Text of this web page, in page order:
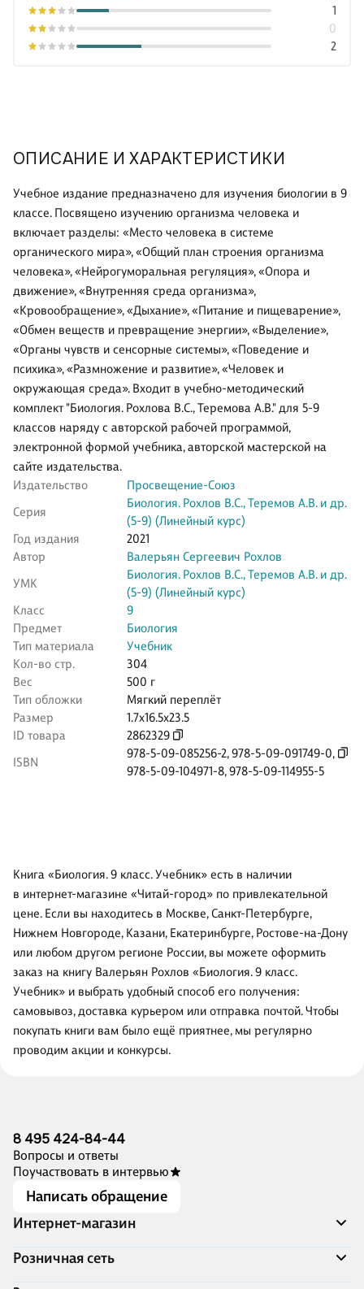
ОПИСАНИЕ И ХАРАКТЕРИСТИКИ
Учебное издание предназначено для изучения биологии в 9
классе. Посвящено изучению организма человека и
включает разделы: «Место человека в системе
органического мира», «Общий план строения организма
человека», «Нейрогуморальная регуляция», «Опора и
движение», «Внутренняя среда организма»,
«Кровообращение», «Дыхание», «Питание и пищеварение»,
«Обмен веществ и превращение энергии», «Выделение»,
«Органы чувств и сенсорные системы», «Поведение и
психика», «Размножение и развитие», «Человек и
окружающая среда». Входит в учебно-методический
комплект "Биология. Рохлова В.С., Теремова А.В." для 5-9
классов наряду с авторской рабочей программой,
электронной формой учебника, авторской мастерской на
сайте издательства.
Издательство
Просвещение-Союз
Серия
Биология. Рохлов В.С., Теремов А.В. и др.
(5-9) (Линейный курс)
Год издания
2021
Автор
Валерьян Сергеевич Рохлов
УМК
Биология. Рохлов В.С., Теремов А.В. и др.
(5-9) (Линейный курс)
Класс
9
Предмет
Биология
Тип материала
Учебник
Кол-во стр.
304
Вес
500 г
Тип обложки
Мягкий переплёт
Размер
1.7x16.5x23.5
ID товара
2862329
ISBN
978-5-09-085256-2,978-5-09-091749-0,
978-5-09-104971-8,978-5-09-114955-5
2
0
1
Книга «Биология. 9 класс. Учебник» есть в наличии
в интернет-магазине «Читай-город» по привлекательной
цене. Если вы находитесь в Москве, Санкт-Петербурге,
Нижнем Новгороде, Казани, Екатеринбурге, Ростове-на-Дону
или любом другом регионе России, вы можете оформить
заказ на книгу Валерьян Рохлов «Биология. 9 класс.
Учебник» и выбрать удобный способ его получения:
самовывоз, доставка курьером или отправка почтой. Чтобы
покупать книги вам было ещё приятнее, мы регулярно
проводим акции и конкурсы.
8 495 424-84-44
Вопросы и ответы
Поучаствовать в интервью
Написать обращение
Интернет-магазин
Акции
Розничная сеть